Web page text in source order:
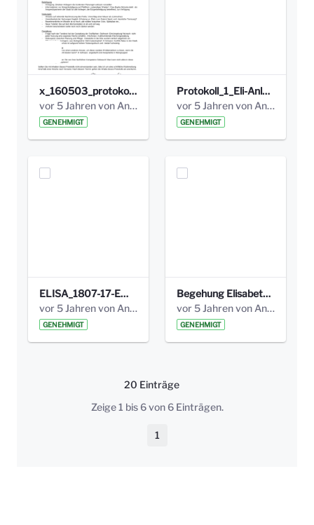
x_160503_protokoll_infoabend.pdf
vor 5 Jahren von Anni Schlumberger
GENEHMIGT
Protokoll_1_Eli-Anlage_final.pdf
vor 5 Jahren von Anni Schlumberger
GENEHMIGT
ELISA_1807-17-EW_BEZIRK-kl_compressed.pdf
vor 5 Jahren von Anni Schlumberger
GENEHMIGT
Begehung Elisabethenanlage 1.8.17_Protokoll .pdf
vor 5 Jahren von Anni Schlumberger
GENEHMIGT
20 Einträge
Pro Seite
Zeige 1 bis 6 von 6 Einträgen.
Seite
1